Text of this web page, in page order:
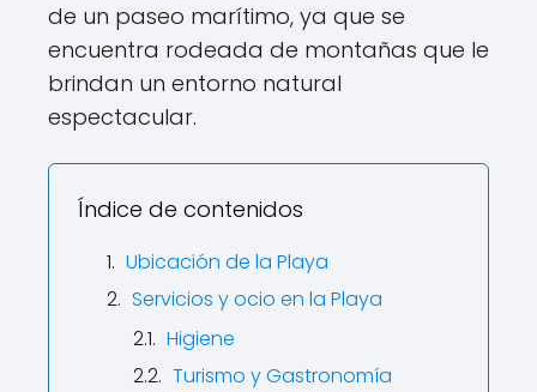
de un paseo marítimo, ya que se
encuentra rodeada de montañas que le
brindan un entorno natural
espectacular.
Índice de contenidos
Ubicación de la Playa
Servicios y ocio en la Playa
Higiene
Turismo y Gastronomía